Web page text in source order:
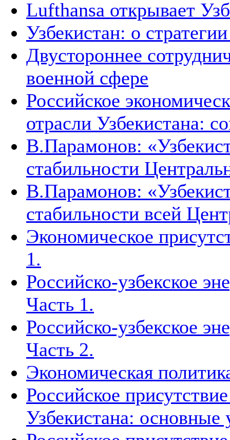
Lufthansa открывает
Узбекистан: о
Двустороннее
военной сфере
Российское
отрасли Узбекистана:
В.Парамонов:
стабильности
В.Парамонов:
стабильности всей
Экономическое
1.
Российско-узбекское
Часть 1.
Российско-узбекское
Часть 2.
Экономическая
Российское
Узбекистана: